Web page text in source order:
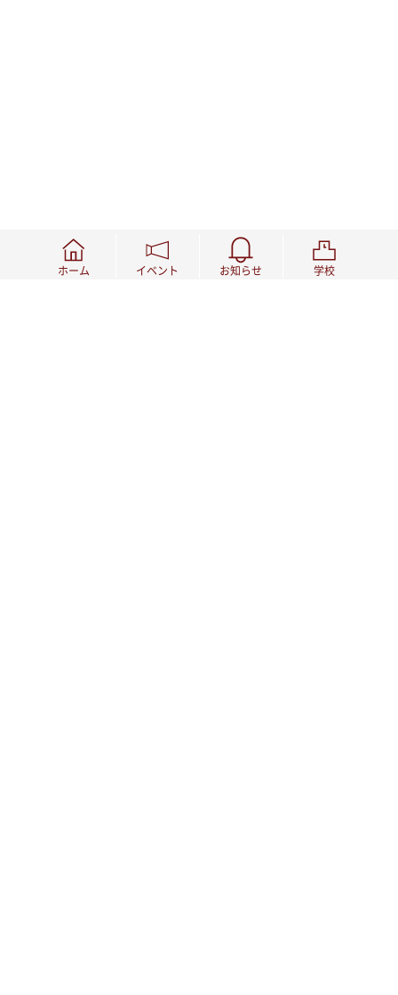
ホーム イベント お知らせ 学校